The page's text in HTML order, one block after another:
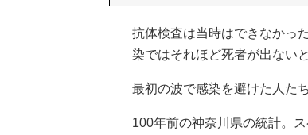
抗体検査は当時はできなかっ
染ではそれほど死者が出ない
最初の波で感染を避けた人た
100年前の神奈川県の統計。